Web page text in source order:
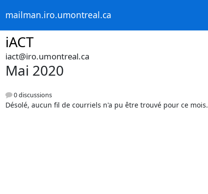
mailman.iro.umontreal.ca
iACT
iact@iro.umontreal.ca
Mai 2020
0 discussions
Désolé, aucun fil de courriels n'a pu être trouvé pour ce mois.